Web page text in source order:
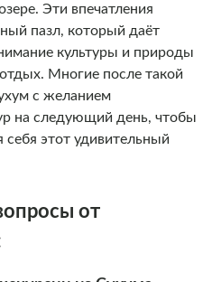
Эти впечатления
пазл, который даёт
культуры и природы
Многие после такой
с желанием
на следующий день, чтобы
этот удивительный
от